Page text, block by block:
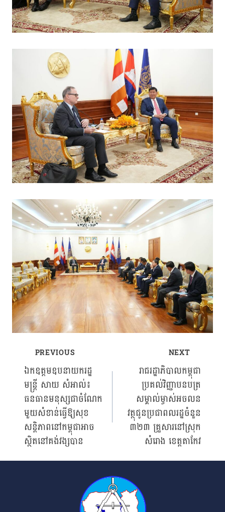
Post
navigation
PREVIOUS
ឯកឧត្តមឧបនាយករដ្ឋ
មន្ត្រី សាយ សំអាល់៖
ធនធានមនុស្សជាចំណែក
មួយសំខាន់ធ្វើឱ្យសុខ
សន្តិភាពនៅកម្ពុជាអាច
ស្ថិតនៅគង់វង្សបាន
NEXT
រាជរដ្ឋាភិបាលកម្ពុជា
ប្រគល់វិញ្ញាបនបត្រ
សម្គាល់ម្ចាស់អចលន
វត្ថុជូនប្រជាពលរដ្ឋចំនួន
៣២៣ គ្រួសារនៅស្រុក
សំរោង ខេត្តតាកែវ